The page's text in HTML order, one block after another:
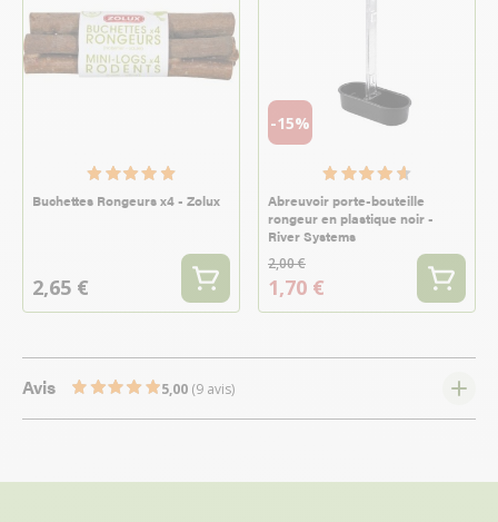
Buchettes Rongeurs x4 - Zolux
2,65 €
-15%
Abreuvoir porte-bouteille
rongeur en plastique noir -
River Systems
2,00 €
1,70 €
Avis 5,00 (9 avis)